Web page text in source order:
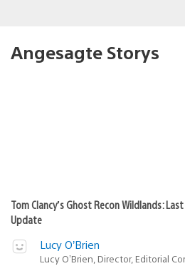
Angesagte Storys
Tom Clancy’s Ghost Recon Wildlands:
Update
Lucy O’Brien
Lucy O’Brien, Director, Editorial